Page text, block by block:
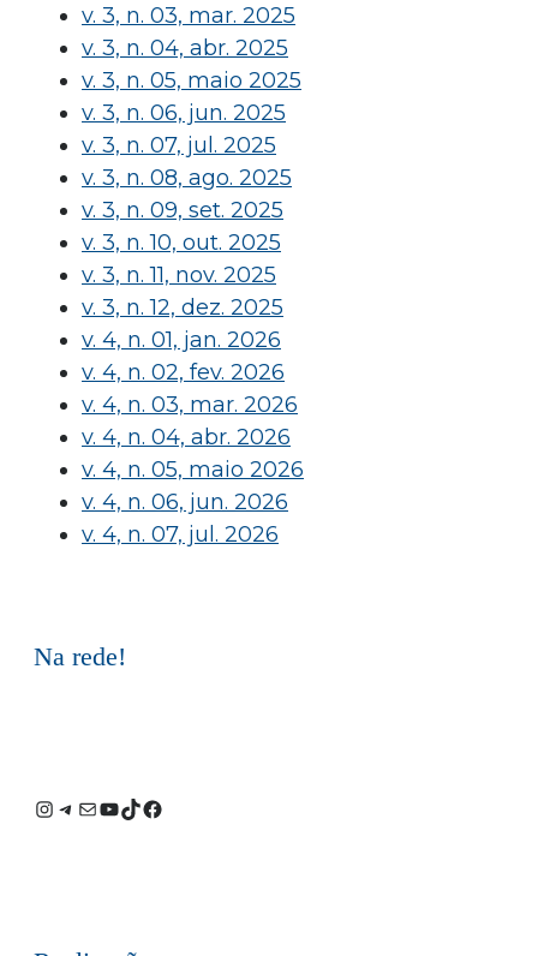
v. 3, n. 03, mar. 2025
v. 3, n. 04, abr. 2025
v. 3, n. 05, maio 2025
v. 3, n. 06, jun. 2025
v. 3, n. 07, jul. 2025
v. 3, n. 08, ago. 2025
v. 3, n. 09, set. 2025
v. 3, n. 10, out. 2025
v. 3, n. 11, nov. 2025
v. 3, n. 12, dez. 2025
v. 4, n. 01, jan. 2026
v. 4, n. 02, fev. 2026
v. 4, n. 03, mar. 2026
v. 4, n. 04, abr. 2026
v. 4, n. 05, maio 2026
v. 4, n. 06, jun. 2026
v. 4, n. 07, jul. 2026
Na rede!
Instagram
Telegram
E-Youtube
TikTok
Facebook